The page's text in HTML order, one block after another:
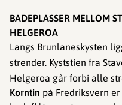
BADEPLASSER MELLOM
HELGEROA
Langs Brunlaneskysten
strender. Kyststien fra
Helgeroa går forbi alle
Korntin på Fredriksvern